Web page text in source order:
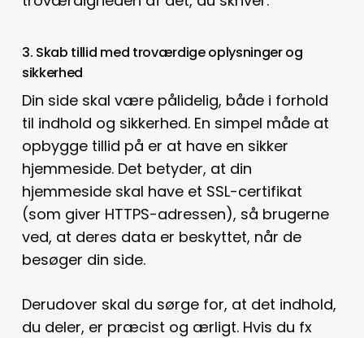
3. Skab tillid med troværdige oplysninger og
sikkerhed
Din side skal være pålidelig, både i forhold
til indhold og sikkerhed. En simpel måde at
opbygge tillid på er at have en sikker
hjemmeside. Det betyder, at din
hjemmeside skal have et SSL-certifikat
(som giver HTTPS-adressen), så brugerne
ved, at deres data er beskyttet, når de
besøger din side.
Derudover skal du sørge for, at det indhold,
du deler, er præcist og ærligt. Hvis du fx